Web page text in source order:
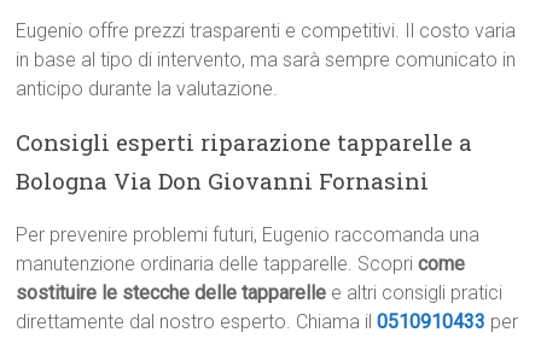
Eugenio offre prezzi trasparenti e competitivi. Il costo varia
in base al tipo di intervento, ma sarà sempre comunicato in
anticipo durante la valutazione.
Consigli esperti riparazione tapparelle a
Bologna Via Don Giovanni Fornasini
Per prevenire problemi futuri, Eugenio raccomanda una
manutenzione ordinaria delle tapparelle. Scopricome
sostituire le stecche delle tapparelle e altri consigli pratici
direttamente dal nostro esperto. Chiama il0510910433 per